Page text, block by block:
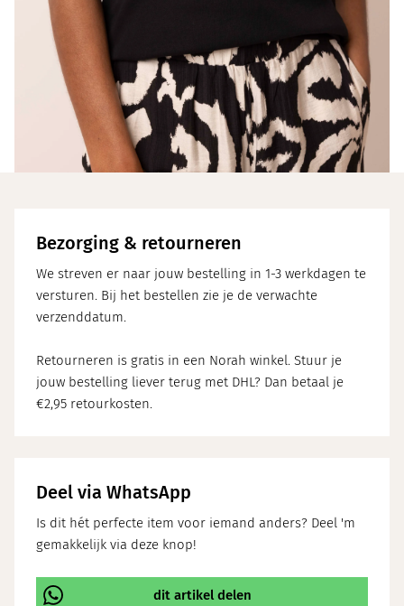
Bezorging & retourneren
We streven er naar jouw bestelling in 1-3 werkdagen te
versturen. Bij het bestellen zie je de verwachte
verzenddatum.
Retourneren is gratis in een Norah winkel. Stuur je
jouw bestelling liever terug met DHL? Dan betaal je
€2,95 retourkosten.
Deel via WhatsApp
Is dit hét perfecte item voor iemand anders? Deel 'm
gemakkelijk via deze knop!
dit artikel delen